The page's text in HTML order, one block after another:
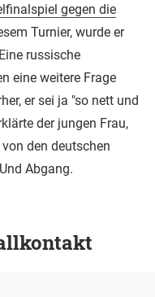
gegen die
Turnier, wurde er
russische
eine weitere Frage
er sei ja "so nett und
der jungen Frau,
den deutschen
Abgang.